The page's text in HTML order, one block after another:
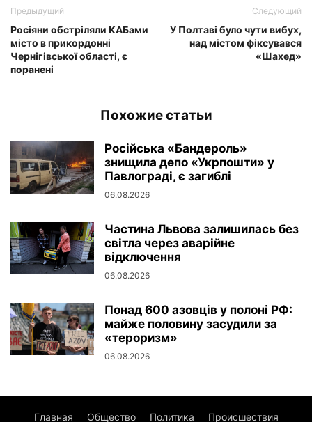
Предыдущий
Росіяни обстріляли КАБами
місто в прикордонні
Чернігівської області, є
поранені
Следующий
У Полтаві було чути вибух,
над містом фіксувався
«Шахед»
Похожие статьи
Російська «Бандероль»
знищила депо «Укрпошти» у
Павлограді, є загиблі
06.08.2026
Частина Львова залишилась без
світла через аварійне
відключення
06.08.2026
Понад 600 азовців у полоні РФ:
майже половину засудили за
«тероризм»
06.08.2026
Главная Общество Политика Происшествия